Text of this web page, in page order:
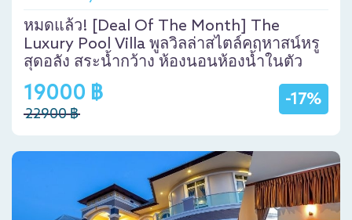
หมดแล้ว! [Deal Of The Month] The
Luxury Pool Villa พูลวิลล่าสไตล์คฤหาสน์หรู
สุดอลัง สระน้ำกว้าง ห้องนอนห้องน้ำในตัว
-17%
19000 ฿
22900 ฿